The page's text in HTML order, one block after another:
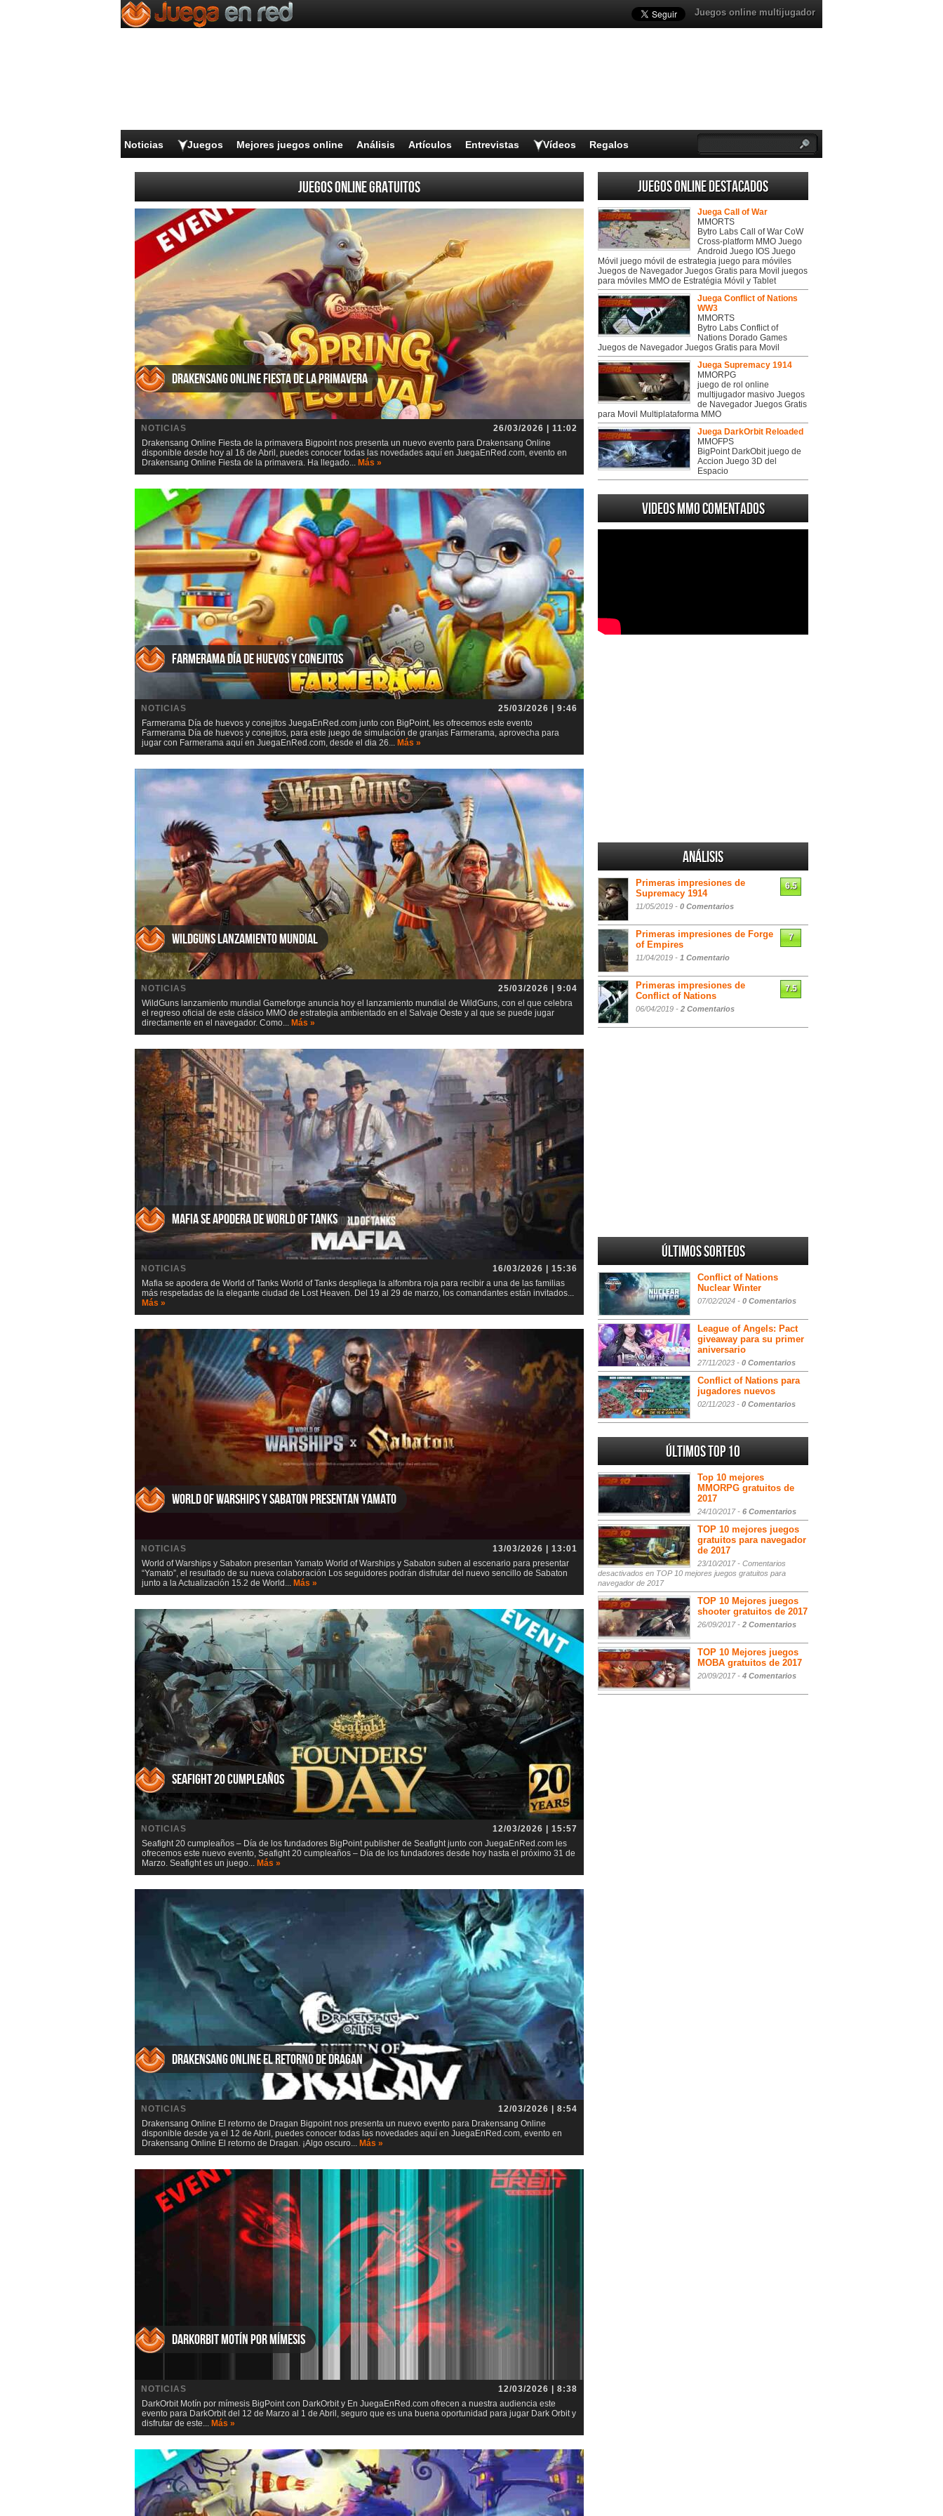
Juegos online multijugador
Noticias Juegos Mejores juegos online Análisis Artículos Entrevistas Vídeos Regalos
Juegos online gratuitos
Drakensang Online Fiesta de la primavera
NOTICIAS
26/03/2026 | 11:02
Drakensang Online Fiesta de la primavera Bigpoint nos presenta un nuevo evento para Drakensang Online
disponible desde hoy al 16 de Abril, puedes conocer todas las novedades aquí en JuegaEnRed.com, evento en
Drakensang Online Fiesta de la primavera. Ha llegado... Más »
Farmerama Día de huevos y conejitos
NOTICIAS
25/03/2026 | 9:46
Farmerama Día de huevos y conejitos JuegaEnRed.com junto con BigPoint, les ofrecemos este evento
Farmerama Día de huevos y conejitos, para este juego de simulación de granjas Farmerama, aprovecha para
jugar con Farmerama aquí en JuegaEnRed.com, desde el dia 26... Más »
WildGuns lanzamiento mundial
NOTICIAS
25/03/2026 | 9:04
WildGuns lanzamiento mundial Gameforge anuncia hoy el lanzamiento mundial de WildGuns, con el que celebra
el regreso oficial de este clásico MMO de estrategia ambientado en el Salvaje Oeste y al que se puede jugar
directamente en el navegador. Como... Más »
Mafia se apodera de World of Tanks
NOTICIAS
16/03/2026 | 15:36
Mafia se apodera de World of Tanks World of Tanks despliega la alfombra roja para recibir a una de las familias
más respetadas de la elegante ciudad de Lost Heaven. Del 19 al 29 de marzo, los comandantes están invitados...
Más »
World of Warships y Sabaton presentan Yamato
NOTICIAS
13/03/2026 | 13:01
World of Warships y Sabaton presentan Yamato World of Warships y Sabaton suben al escenario para presentar
“Yamato”, el resultado de su nueva colaboración Los seguidores podrán disfrutar del nuevo sencillo de Sabaton
junto a la Actualización 15.2 de World... Más »
Seafight 20 cumpleaños
NOTICIAS
12/03/2026 | 15:57
Seafight 20 cumpleaños – Día de los fundadores BigPoint publisher de Seafight junto con JuegaEnRed.com les
ofrecemos este nuevo evento, Seafight 20 cumpleaños – Día de los fundadores desde hoy hasta el próximo 31 de
Marzo. Seafight es un juego... Más »
Drakensang Online El retorno de Dragan
NOTICIAS
12/03/2026 | 8:54
Drakensang Online El retorno de Dragan Bigpoint nos presenta un nuevo evento para Drakensang Online
disponible desde ya el 12 de Abril, puedes conocer todas las novedades aquí en JuegaEnRed.com, evento en
Drakensang Online El retorno de Dragan. ¡Algo oscuro... Más »
DarkOrbit Motín por mímesis
NOTICIAS
12/03/2026 | 8:38
DarkOrbit Motín por mímesis BigPoint con DarkOrbit y En JuegaEnRed.com ofrecen a nuestra audiencia este
evento para DarkOrbit del 12 de Marzo al 1 de Abril, seguro que es una buena oportunidad para jugar Dark Orbit y
disfrutar de este... Más »
Juegos online destacados
Juega Call of War
MMORTS
Bytro Labs Call of War CoW
Cross-platform MMO Juego
Android Juego IOS Juego
Móvil juego móvil de estrategia juego para móviles
Juegos de Navegador Juegos Gratis para Movil juegos
para móviles MMO de Estratégia Móvil y Tablet
Juega Conflict of Nations
WW3
MMORTS
Bytro Labs Conflict of
Nations Dorado Games
Juegos de Navegador Juegos Gratis para Movil
Juega Supremacy 1914
MMORPG
juego de rol online
multijugador masivo Juegos
de Navegador Juegos Gratis
para Movil Multiplataforma MMO
Juega DarkOrbit Reloaded
MMOFPS
BigPoint DarkObit juego de
Accion Juego 3D del
Espacio
Videos MMO Comentados
Análisis
Primeras impresiones de
Supremacy 1914
11/05/2019 - 0 Comentarios
6.5
Primeras impresiones de Forge
of Empires
11/04/2019 - 1 Comentario
7
Primeras impresiones de
Conflict of Nations
06/04/2019 - 2 Comentarios
7.5
Últimos sorteos
Conflict of Nations
Nuclear Winter
07/02/2024 - 0 Comentarios
League of Angels: Pact
giveaway para su primer
aniversario
27/11/2023 - 0 Comentarios
Conflict of Nations para
jugadores nuevos
02/11/2023 - 0 Comentarios
Últimos Top 10
Top 10 mejores
MMORPG gratuitos de
2017
24/10/2017 - 6 Comentarios
TOP 10 mejores juegos
gratuitos para navegador
de 2017
23/10/2017 - Comentarios
desactivados en TOP 10 mejores juegos gratuitos para
navegador de 2017
TOP 10 Mejores juegos
shooter gratuitos de 2017
26/09/2017 - 2 Comentarios
TOP 10 Mejores juegos
MOBA gratuitos de 2017
20/09/2017 - 4 Comentarios